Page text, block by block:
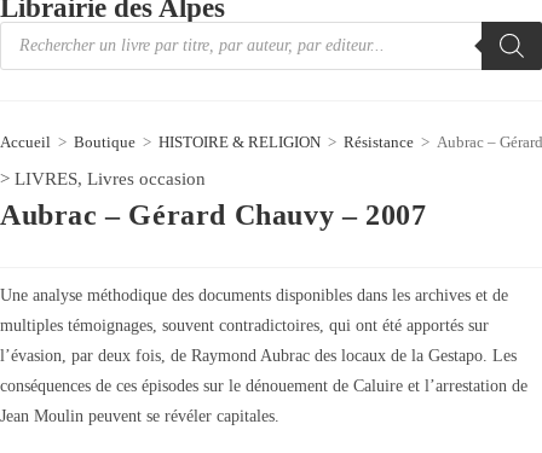
Librairie des Alpes
Accueil > Boutique > HISTOIRE & RELIGION > Résistance > Aubrac –
> LIVRES, Livres occasion
Aubrac – Gérard Chauvy – 2007
Une analyse méthodique des documents disponibles dans les archives et de
multiples témoignages, souvent contradictoires, qui ont été apportés sur
l’évasion, par deux fois, de Raymond Aubrac des locaux de la Gestapo. Les
conséquences de ces épisodes sur le dénouement de Caluire et l’arrestation de
Jean Moulin peuvent se révéler capitales.